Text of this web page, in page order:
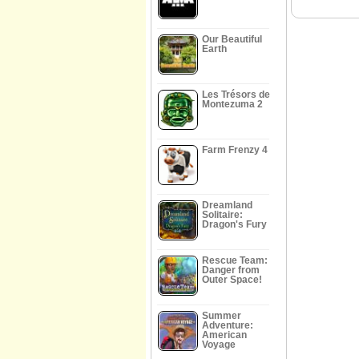
Our Beautiful
Earth
Les Trésors de
Montezuma 2
Farm Frenzy 4
Dreamland
Solitaire:
Dragon's Fury
Rescue Team:
Danger from
Outer Space!
Summer
Adventure:
American
Voyage